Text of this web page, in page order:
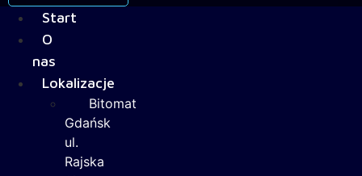
Start
O
nas
Lokalizacje
Bitomat
Gdańsk
ul.
Rajska